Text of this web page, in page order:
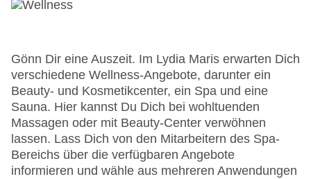
Gönn Dir eine Auszeit. Im Lydia Maris erwarten Dich
verschiedene Wellness-Angebote, darunter ein
Beauty- und Kosmetikcenter, ein Spa und eine
Sauna. Hier kannst Du Dich bei wohltuenden
Massagen oder mit Beauty-Center verwöhnen
lassen. Lass Dich von den Mitarbeitern des Spa-
Bereichs über die verfügbaren Angebote
informieren und wähle aus mehreren Anwendungen